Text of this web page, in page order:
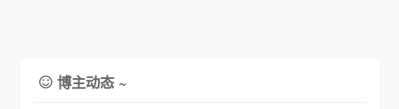
 博主动态 ~